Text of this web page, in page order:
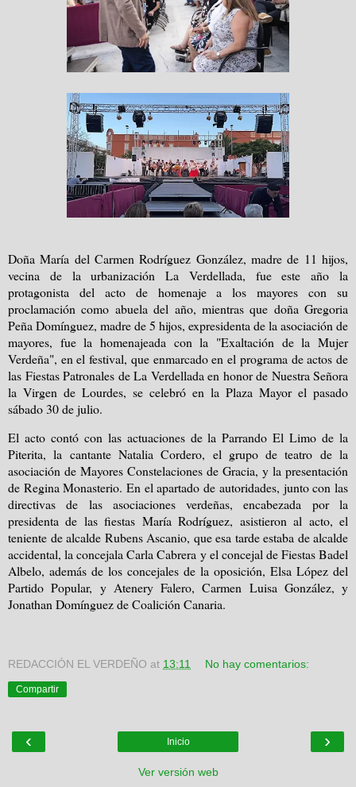
Doña María del Carmen Rodríguez González, madre de 11 hijos,
vecina de la urbanización La Verdellada, fue este año la
protagonista del acto de homenaje a los mayores con su
proclamación como abuela del año, mientras que doña Gregoria
Peña Domínguez, madre de 5 hijos, expresidenta de la asociación de
mayores, fue la homenajeada con la "Exaltación de la Mujer
Verdeña", en el festival, que enmarcado en el programa de actos de
las Fiestas Patronales de La Verdellada en honor de Nuestra Señora
la Virgen de Lourdes, se celebró en la Plaza Mayor el pasado
sábado 30 de julio.
El acto contó con las actuaciones de la Parrando El Limo de la
Piterita, la cantante Natalia Cordero, el grupo de teatro de la
asociación de Mayores Constelaciones de Gracia, y la presentación
de Regina Monasterio. En el apartado de autoridades, junto con las
directivas de las asociaciones verdeñas, encabezada por la
presidenta de las fiestas María Rodríguez, asistieron al acto, el
teniente de alcalde Rubens Ascanio, que esa tarde estaba de alcalde
accidental, la concejala Carla Cabrera y el concejal de Fiestas Badel
Albelo, además de los concejales de la oposición, Elsa López del
Partido Popular, y Atenery Falero, Carmen Luisa González, y
Jonathan Domínguez de Coalición Canaria.
REDACCIÓN EL VERDEÑO at 13:11 No hay comentarios:
Compartir
‹ ›
Inicio
Ver versión web